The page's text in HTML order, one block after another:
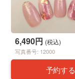
6,490円 (税込)
写真番号: 12000
予約する